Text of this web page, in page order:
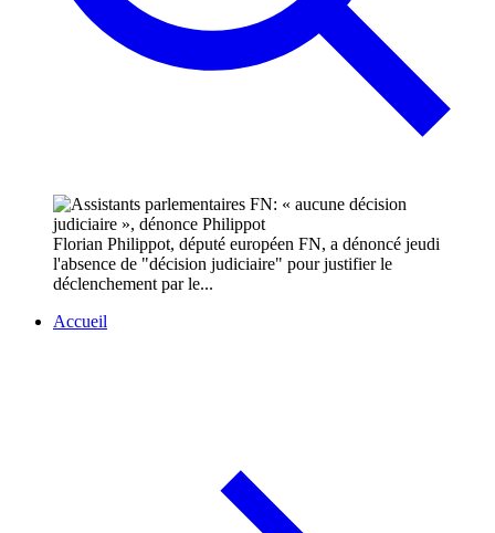
Florian Philippot, député européen FN, a dénoncé jeudi
l'absence de "décision judiciaire" pour justifier le
déclenchement par le...
Accueil